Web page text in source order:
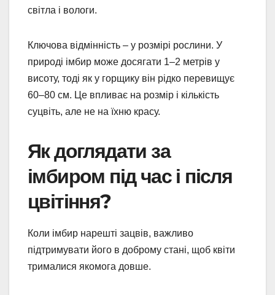
світла і вологи.
Ключова відмінність – у розмірі рослини. У
природі імбир може досягати 1–2 метрів у
висоту, тоді як у горщику він рідко перевищує
60–80 см. Це впливає на розмір і кількість
суцвіть, але не на їхню красу.
Як доглядати за
імбиром під час і після
цвітіння?
Коли імбир нарешті зацвів, важливо
підтримувати його в доброму стані, щоб квіти
трималися якомога довше.